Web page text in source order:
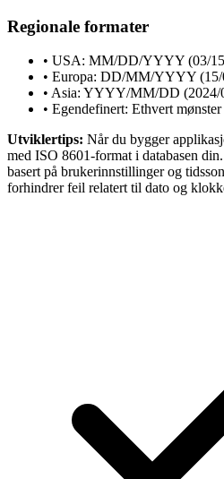
Regionale formater
• USA: MM/DD/YYYY (03/
• Europa: DD/MM/YYYY (15/
• Asia: YYYY/MM/DD (2024/
• Egendefinert: Ethvert
Utviklertips: Når du bygger
med ISO 8601-format i databasen
basert på brukerinnstillinger og
forhindrer feil relatert til dato og